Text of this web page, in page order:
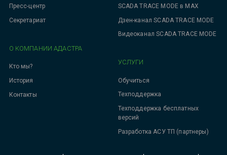
SCADA TRACE MODE в MAX
Дзен-канал SCADA TRACE MODE
Видеоканал SCADA TRACE MODE
УСЛУГИ
Обучиться
Техподдержка
Техподдержка бесплатных
версий
Разработка АСУ ТП (партнеры)
Пресс-центр
Секретариат
О КОМПАНИИ АДАСТРА
Кто мы?
История
Контакты